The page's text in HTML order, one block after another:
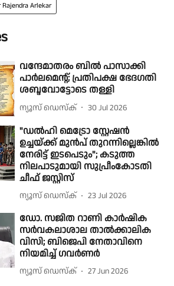
Rajendra Arlekar
വന്ദേമാതരം ബിൽ പാസാക്കി
പാർലമെൻ്റ്; പ്രതിപക്ഷ ഭേദഗതി
ശബ്ദവോട്ടോടെ തള്ളി
ന്യൂസ് ഡെസ്ക് 30 Jul 2026
"ഡൽഹി മെട്രോ സ്റ്റേഷൻ
ഉച്ചയ്ക്ക് മുൻപ് തുറന്നില്ലെങ്കിൽ
നേരിട്ട് ഇടപെടും"; കടുത്ത
നിലപാടുമായി സുപ്രീംകോടതി
ചീഫ് ജസ്റ്റിസ്
ന്യൂസ് ഡെസ്ക് 23 Jul 2026
ഡോ. സജിത റാണി കാർഷിക
സർവകലാശാല താൽക്കാലിക
വിസി; ബിജെപി നേതാവിനെ
നിയമിച്ച് ഗവർണർ
ന്യൂസ് ഡെസ്ക് 27 Jun 2026